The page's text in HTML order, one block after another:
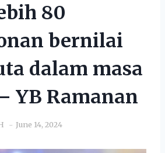
80
bernilai
dalam masa
YB Ramanan
June 14, 2024